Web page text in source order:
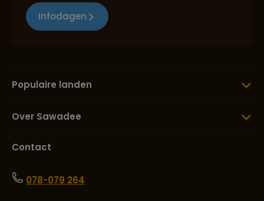
Infodagen
Populaire landen
Over Sawadee
Contact
078-079 264